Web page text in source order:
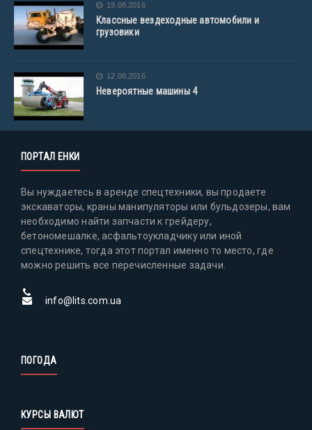
19.08.2016
Классные вездеходные автомобили и
грузовики
12.08.2016
Невероятные машины 4
ПОРТАЛ ЕНКИ
Вы нуждаетесь в аренде спецтехники, вы продаете
экскаваторы, краны манипуляторы или бульдозеры, вам
необходимо найти запчасти к грейдеру,
бетономешалке, асфальтоукладчику или иной
спецтехнике, тогда этот портал именно то место, где
можно решить все перечисленные задачи.
info@lits.com.ua
ПОГОДА
КУРСЫ ВАЛЮТ